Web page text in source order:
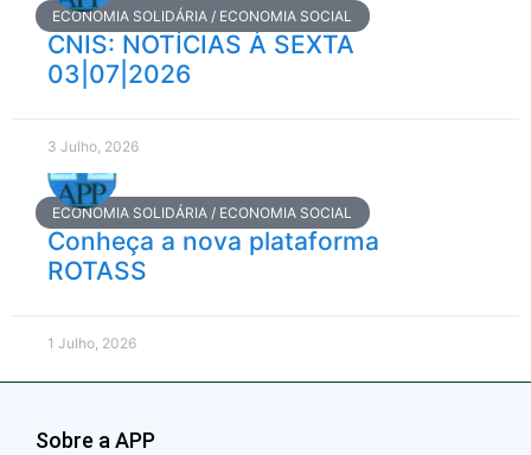
ECONOMIA SOLIDÁRIA / ECONOMIA SOCIAL
CNIS: NOTÍCIAS À SEXTA
03|07|2026
3 Julho, 2026
ECONOMIA SOLIDÁRIA / ECONOMIA SOCIAL
Conheça a nova plataforma
ROTASS
1 Julho, 2026
Sobre a APP